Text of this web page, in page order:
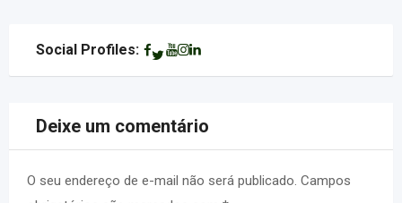
Social Profiles:
Deixe um comentário
O seu endereço de e-mail não será publicado. Campos